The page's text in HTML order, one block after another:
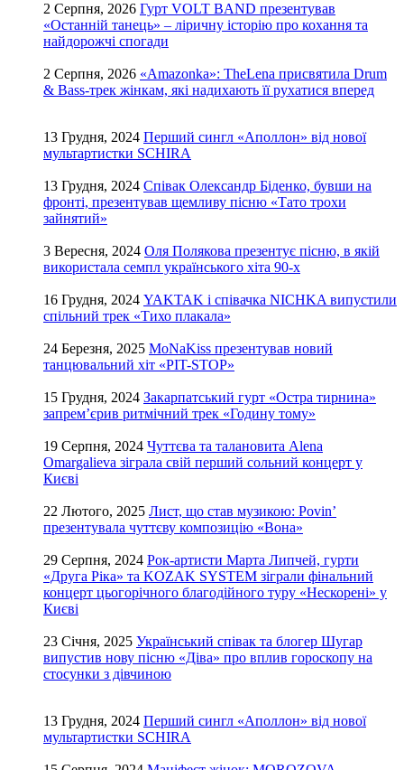
2 Серпня, 2026 Гурт VOLT BAND презентував
«Останній танець» – ліричну історію про кохання та
найдорожчі спогади
2 Серпня, 2026 «Amazonka»: TheLena присвятила Drum
& Bass-трек жінкам, які надихають її рухатися вперед
13 Грудня, 2024 Перший сингл «Аполлон» від нової
мультартистки SCHIRA
13 Грудня, 2024 Співак Олександр Біденко, бувши на
фронті, презентував щемливу пісню «Тато трохи
зайнятий»
3 Вересня, 2024 Оля Полякова презентує пісню, в якій
використала семпл українського хіта 90-х
16 Грудня, 2024 YAKTAK і співачка NICHKA випустили
спільний трек «Тихо плакала»
24 Березня, 2025 MoNaKiss презентував новий
танцювальний хіт «PIT-STOP»
15 Грудня, 2024 Закарпатський гурт «Остра тирнина»
запрем’єрив ритмічний трек «Годину тому»
19 Серпня, 2024 Чуттєва та талановита Alena
Omargalieva зіграла свій перший сольний концерт у
Києві
22 Лютого, 2025 Лист, що став музикою: Povin’
презентувала чуттєву композицію «Вона»
29 Серпня, 2024 Рок-артисти Марта Липчей, гурти
«Друга Ріка» та KOZAK SYSTEM зіграли фінальний
концерт цьогорічного благодійного туру «Нескорені» у
Києві
23 Січня, 2025 Український співак та блогер Шугар
випустив нову пісню «Діва» про вплив гороскопу на
стосунки з дівчиною
13 Грудня, 2024 Перший сингл «Аполлон» від нової
мультартистки SCHIRA